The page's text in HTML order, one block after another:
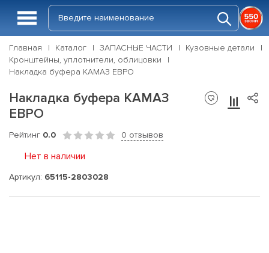
Главная Каталог ЗАПАСНЫЕ ЧАСТИ
Кузовные детали
Кронштейны, уплотнители, облицовки
Накладка буфера КАМАЗ ЕВРО
Накладка буфера КАМАЗ
ЕВРО
Рейтинг 0.0 0 отзывов
Нет в наличии
Артикул: 65115-2803028